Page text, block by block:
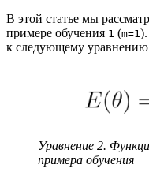
В этой статье мы
примере обучения 1 (m=1
к следующему
Уравнение 2.
примера обучения